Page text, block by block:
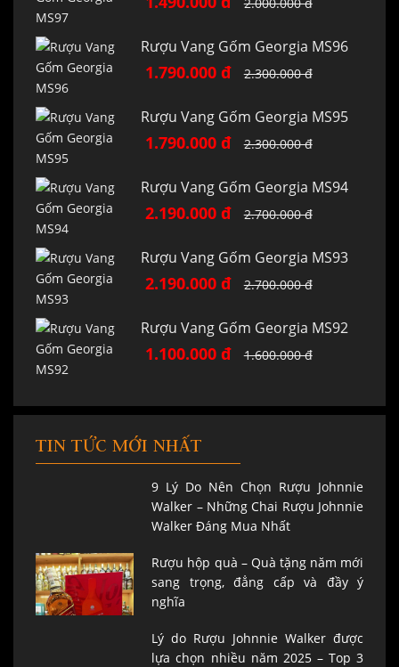
Rượu Vang Gốm Georgia MS96
1.790.000 đ 2.300.000 đ
Rượu Vang Gốm Georgia MS95
1.790.000 đ 2.300.000 đ
Rượu Vang Gốm Georgia MS94
2.190.000 đ 2.700.000 đ
Rượu Vang Gốm Georgia MS93
2.190.000 đ 2.700.000 đ
Rượu Vang Gốm Georgia MS92
1.100.000 đ 1.600.000 đ
TIN TỨC MỚI NHẤT
9 Lý Do Nên Chọn Rượu Johnnie
Walker – Những Chai Rượu Johnnie
Walker Đáng Mua Nhất
Rượu hộp quà – Quà tặng năm mới
sang trọng, đẳng cấp và đầy ý
nghĩa
Lý do Rượu Johnnie Walker được
lựa chọn nhiều năm 2025 – Top 3